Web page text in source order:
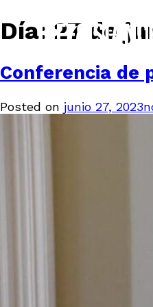
Día: 27 de
Conferencia de
Posted on junio 27, 2023